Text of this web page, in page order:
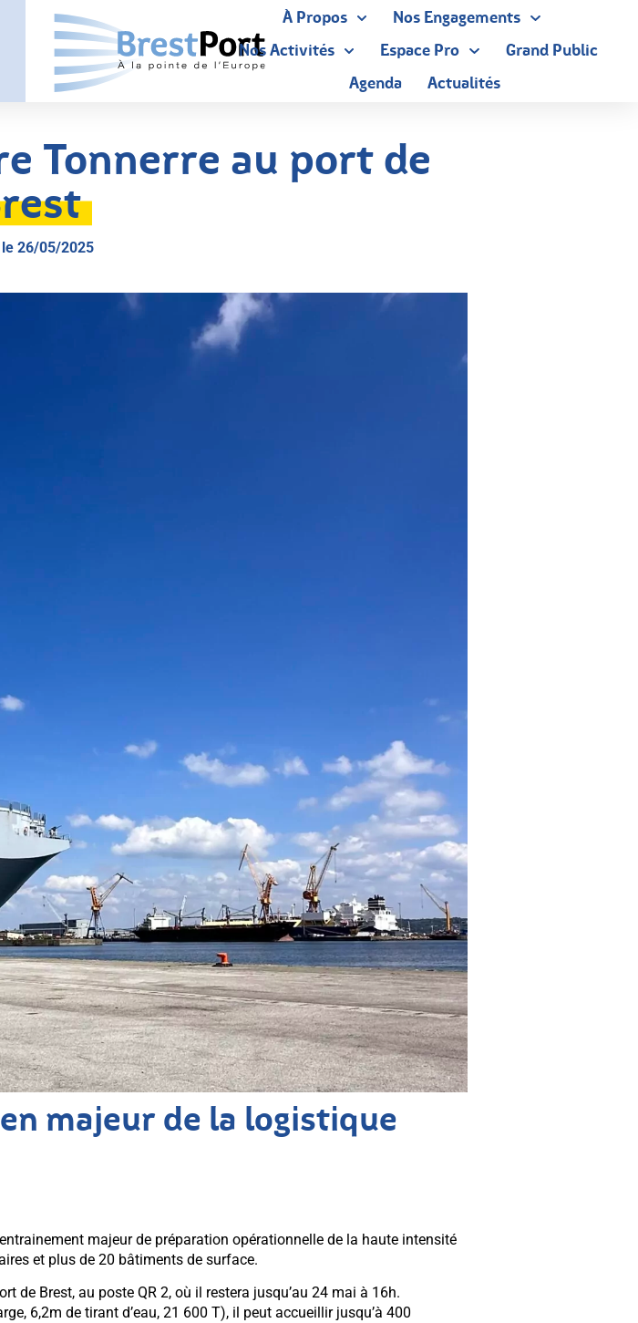
À Propos
Nos Engagements
Nos Activités
Espace Pro
Grand Public
Agenda
Actualités
Tonnerre au port de
26/05/2025
majeur de la logistique
majeur de préparation opérationnelle de la haute intensité
et plus de 20 bâtiments de surface.
de Brest, au poste QR 2, où il restera jusqu’au 24 mai à 16h.
6,2m de tirant d’eau, 21 600 T), il peut accueillir jusqu’à 400